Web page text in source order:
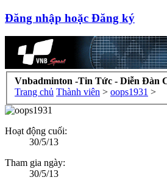
Đăng nhập hoặc Đăng ký
Vnbadminton -Tin Tức - Diễn Đàn
Trang chủ Thành viên > oops1931 >
Hoạt động cuối:
30/5/13
Tham gia ngày:
30/5/13